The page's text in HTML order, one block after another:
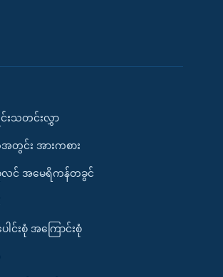
းသတင်းလွှာ
င်း အားကစား
င် အမေရိကန်တခွင်
ါင်းစုံ အကြောင်းစုံ